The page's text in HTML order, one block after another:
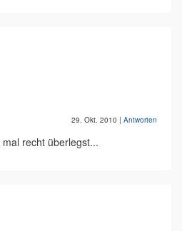
29. Okt. 2010 | Antworten
recht überlegst...